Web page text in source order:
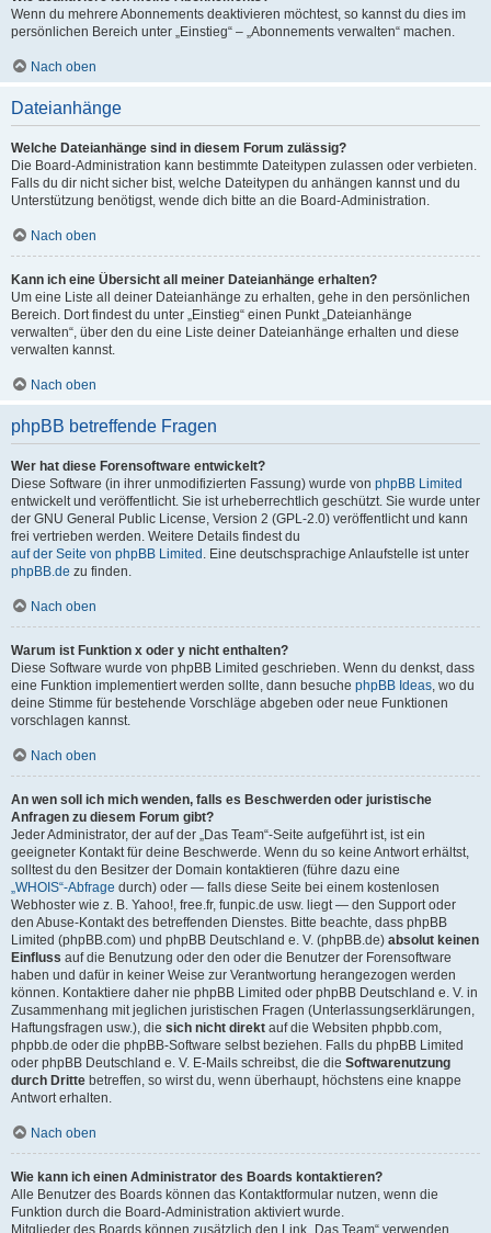
Wenn du mehrere Abonnements deaktivieren möchtest, so kannst du dies im
persönlichen Bereich unter „Einstieg“ – „Abonnements verwalten“ machen.
Nach oben
Dateianhänge
Welche Dateianhänge sind in diesem Forum zulässig?
Die Board-Administration kann bestimmte Dateitypen zulassen oder verbieten.
Falls du dir nicht sicher bist, welche Dateitypen du anhängen kannst und du
Unterstützung benötigst, wende dich bitte an die Board-Administration.
Nach oben
Kann ich eine Übersicht all meiner Dateianhänge erhalten?
Um eine Liste all deiner Dateianhänge zu erhalten, gehe in den persönlichen
Bereich. Dort findest du unter „Einstieg“ einen Punkt „Dateianhänge
verwalten“, über den du eine Liste deiner Dateianhänge erhalten und diese
verwalten kannst.
Nach oben
phpBB betreffende Fragen
Wer hat diese Forensoftware entwickelt?
Diese Software (in ihrer unmodifizierten Fassung) wurde von phpBB Limited
entwickelt und veröffentlicht. Sie ist urheberrechtlich geschützt. Sie wurde unter
der GNU General Public License, Version 2 (GPL-2.0) veröffentlicht und kann
frei vertrieben werden. Weitere Details findest du
auf der Seite von phpBB Limited . Eine deutschsprachige Anlaufstelle ist unter
phpBB.de zu finden.
Nach oben
Warum ist Funktion x oder y nicht enthalten?
Diese Software wurde von phpBB Limited geschrieben. Wenn du denkst, dass
eine Funktion implementiert werden sollte, dann besuche phpBB Ideas, wo du
deine Stimme für bestehende Vorschläge abgeben oder neue Funktionen
vorschlagen kannst.
Nach oben
An wen soll ich mich wenden, falls es Beschwerden oder juristische
Anfragen zu diesem Forum gibt?
Jeder Administrator, der auf der „Das Team“-Seite aufgeführt ist, ist ein
geeigneter Kontakt für deine Beschwerde. Wenn du so keine Antwort erhältst,
solltest du den Besitzer der Domain kontaktieren (führe dazu eine
„WHOIS“-Abfrage durch) oder — falls diese Seite bei einem kostenlosen
Webhoster wie z. B. Yahoo!, free.fr, funpic.de usw. liegt — den Support oder
den Abuse-Kontakt des betreffenden Dienstes. Bitte beachte, dass phpBB
Limited (phpBB.com) und phpBB Deutschland e. V. (phpBB.de) absolut keinen
Einfluss auf die Benutzung oder den oder die Benutzer der Forensoftware
haben und dafür in keiner Weise zur Verantwortung herangezogen werden
können. Kontaktiere daher nie phpBB Limited oder phpBB Deutschland e. V. in
Zusammenhang mit jeglichen juristischen Fragen (Unterlassungserklärungen,
Haftungsfragen usw.), die sich nicht direkt auf die Websiten phpbb.com,
phpbb.de oder die phpBB-Software selbst beziehen. Falls du phpBB Limited
oder phpBB Deutschland e. V. E-Mails schreibst, die die Softwarenutzung
durch Dritte betreffen, so wirst du, wenn überhaupt, höchstens eine knappe
Antwort erhalten.
Nach oben
Wie kann ich einen Administrator des Boards kontaktieren?
Alle Benutzer des Boards können das Kontaktformular nutzen, wenn die
Funktion durch die Board-Administration aktiviert wurde.
Mitglieder des Boards können zusätzlich den Link „Das Team“ verwenden.